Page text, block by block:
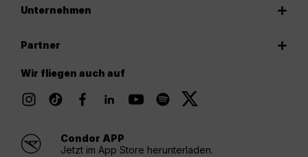
Unternehmen
Partner
Wir fliegen auch auf
Condor APP
Jetzt im App Store herunterladen.